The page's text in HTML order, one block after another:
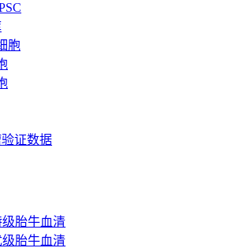
胞
证数据
级胎牛血清
级胎牛血清